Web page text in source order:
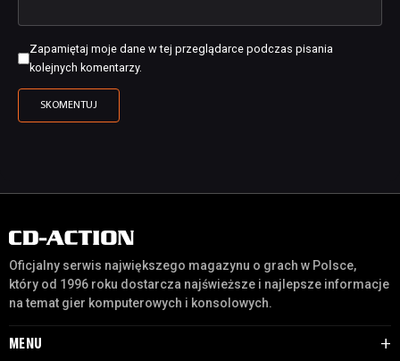
Zapamiętaj moje dane w tej przeglądarce podczas pisania
kolejnych komentarzy.
Oficjalny serwis największego magazynu o grach w Polsce,
który od 1996 roku dostarcza najświeższe i najlepsze informacje
na temat gier komputerowych i konsolowych.
MENU